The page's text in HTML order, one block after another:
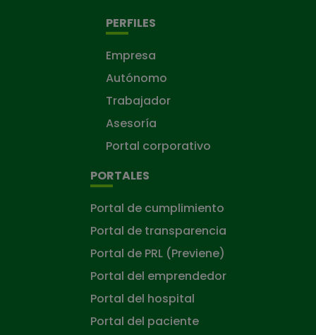
PERFILES
Empresa
Autónomo
Trabajador
Asesoría
Portal corporativo
PORTALES
Portal de cumplimiento
Portal de transparencia
Portal de PRL (Previene)
Portal del emprendedor
Portal del hospital
Portal del paciente